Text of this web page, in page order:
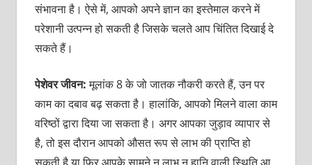
संभावना है। ऐसे में, आपको अपने ज्ञान का इस्तेमाल करने में
परेशानी उत्पन्न हो सकती है जिसके चलते आप चिंतित दिखाई दे
सकते हैं।
पेशेवर जीवन:मूलांक 8 के जो जातक नौकरी करते हैं, उन पर
काम का दबाव बढ़ सकता है। हालांकि, आपको मिलने वाला काम
वरिष्ठों द्वारा दिया जा सकता है। अगर आपका जुड़ाव व्यापार से
है, तो इस दौरान आपको औसत रूप से लाभ की प्राप्ति हो